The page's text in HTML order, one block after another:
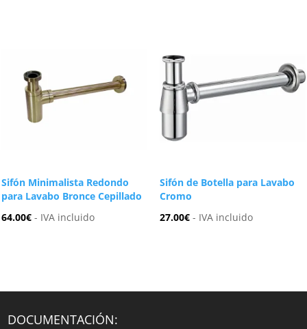
Sifón Minimalista Redondo
para Lavabo Bronce Cepillado
64.00€ - IVA incluido
Sifón de Botella para Lavabo
Cromo
27.00€ - IVA incluido
DOCUMENTACIÓN: